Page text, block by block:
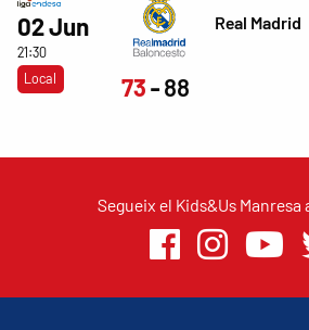
02 Jun
21:30
Local
Real Madrid
73 88
Segueix el Kids&Us Manresa